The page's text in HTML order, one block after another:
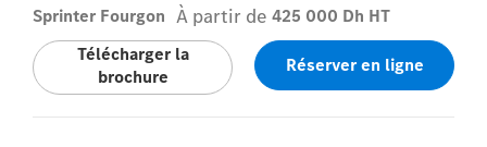
Sprinter Fourgon À partir de 425 000 Dh HT
Télécharger la
brochure
Réserver en ligne